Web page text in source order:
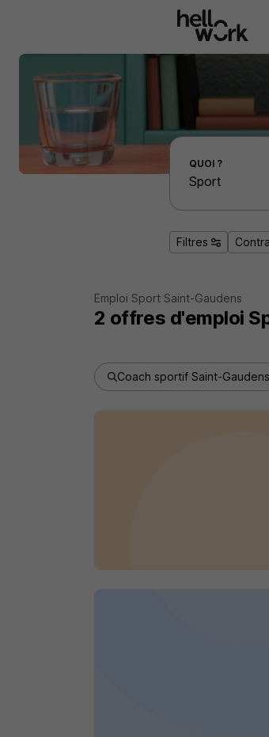
Effectuer une recherche d'emploi par localité
QUOI ?
Filtres
Emploi Sport Saint-Gaudens
2 offres d'emploi
Coach sportif Saint-Gaudens